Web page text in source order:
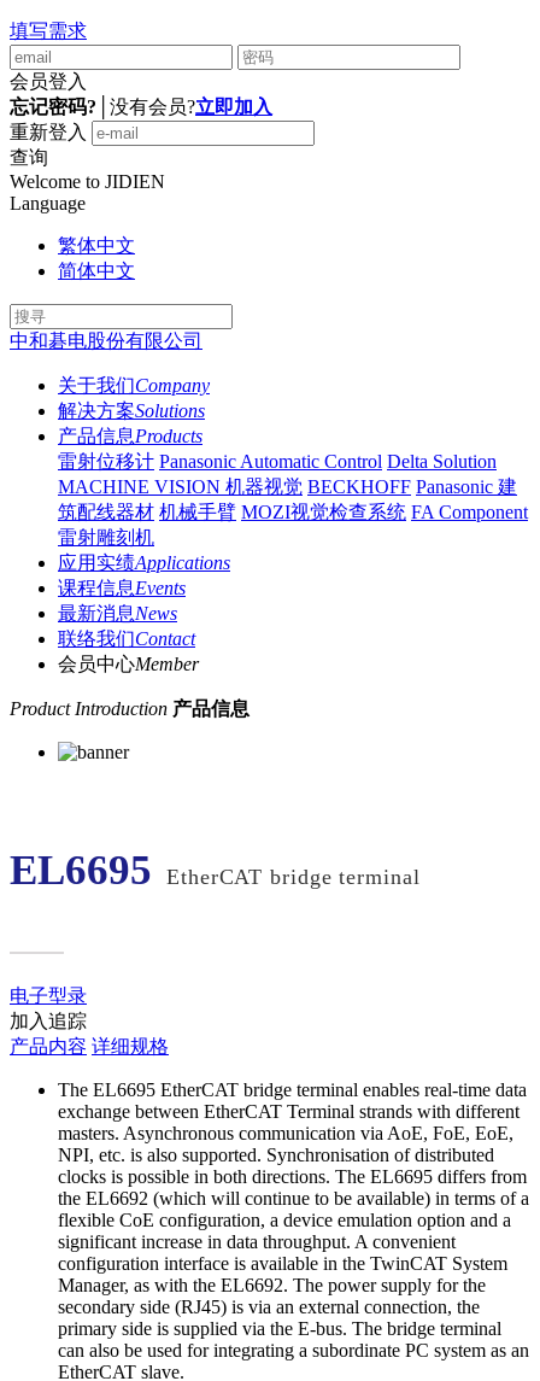
填写需求
会员登入
忘记密码?
没有会员?立即加入
重新登入
查询
Welcome to JIDIEN
Language
繁体中文
简体中文
中和碁电股份有限公司
关于我们Company
解决方案Solutions
产品信息Products
雷射位移计 Panasonic Automatic Control Delta Solution
MACHINE VISION 机器视觉 BECKHOFF Panasonic 建
筑配线器材 机械手臂 MOZI视觉检查系统 FA Component
雷射雕刻机
应用实绩Applications
课程信息Events
最新消息News
联络我们Contact
会员中心Member
Product Introduction 产品信息
EL6695 EtherCAT bridge terminal
电子型录
加入追踪
产品内容 详细规格
The EL6695 EtherCAT bridge terminal enables real-time data
exchange between EtherCAT Terminal strands with different
masters. Asynchronous communication via AoE, FoE, EoE,
NPI, etc. is also supported. Synchronisation of distributed
clocks is possible in both directions. The EL6695 differs from
the EL6692 (which will continue to be available) in terms of a
flexible CoE configuration, a device emulation option and a
significant increase in data throughput. A convenient
configuration interface is available in the TwinCAT System
Manager, as with the EL6692. The power supply for the
secondary side (RJ45) is via an external connection, the
primary side is supplied via the E-bus. The bridge terminal
can also be used for integrating a subordinate PC system as an
EtherCAT slave.